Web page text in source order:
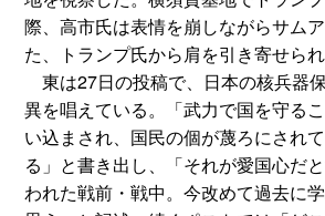
際、高市氏は表情を崩しながらサム
た、トランプ氏から肩を引き寄せられ
東は27日の投稿で、日本の核兵器
異を唱えている。「武力で国を守る
い込まされ、国民の個が蔑ろにされ
る」と書き出し、「それが愛国心だ
われた戦前・戦中。今改めて過去に